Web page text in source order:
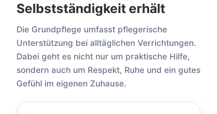
Selbstständigkeit erhält
Die Grundpflege umfasst pflegerische
Unterstützung bei alltäglichen Verrichtungen.
Dabei geht es nicht nur um praktische Hilfe,
sondern auch um Respekt, Ruhe und ein gutes
Gefühl im eigenen Zuhause.